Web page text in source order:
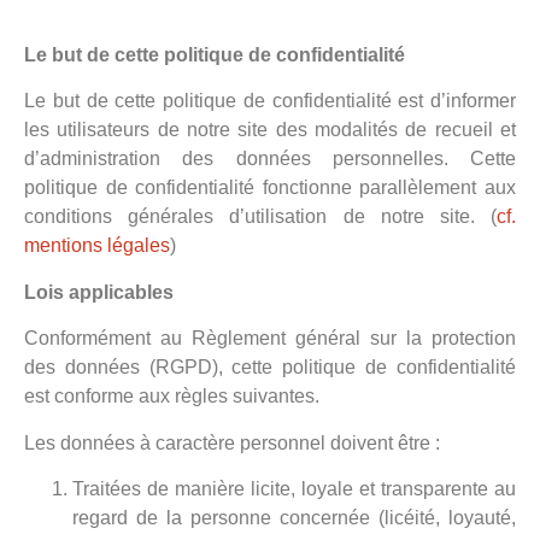
Le but de cette politique de confidentialité
Le but de cette politique de confidentialité est d’informer
les utilisateurs de notre site des modalités de recueil et
d’administration des données personnelles. Cette
politique de confidentialité fonctionne parallèlement aux
conditions générales d’utilisation de notre site. (cf.
mentions légales)
Lois applicables
Conformément au Règlement général sur la protection
des données (RGPD), cette politique de confidentialité
est conforme aux règles suivantes.
Les données à caractère personnel doivent être :
Traitées de manière licite, loyale et transparente au
regard de la personne concernée (licéité, loyauté,